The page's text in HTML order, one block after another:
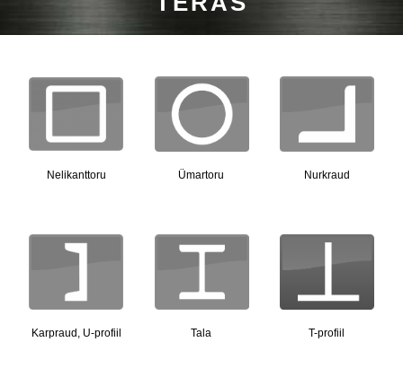
Nelikanttoru Ümartoru Nurkraud
Karpraud, U-profiil Tala T-profiil